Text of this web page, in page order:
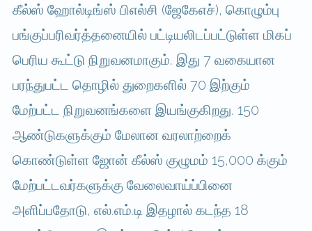
கீல்ஸ் ஹோல்டிங்ஸ் பிஎல்சி (ஜேகேஎச்), கொழும்பு
பங்குப்பரிவர்த்தனையில் பட்டியலிடப்பட்டுள்ள மிகப்
பெரிய கூட்டு நிறுவனமாகும். இது 7 வகையான
பரந்துபட்ட தொழில் துறைகளில் 70 இற்கும்
மேற்பட்ட நிறுவனங்களை இயங்குகிறது. 150
ஆண்டுகளுக்கும் மேலான வரலாற்றைக்
கொண்டுள்ள ஜோன் கீல்ஸ் குழுமம் 15,000 க்கும்
மேற்பட்டவர்களுக்கு வேலைவாய்ப்பினை
அளிப்பதோடு, எல்.எம்.டி இதழால் கடந்த 18